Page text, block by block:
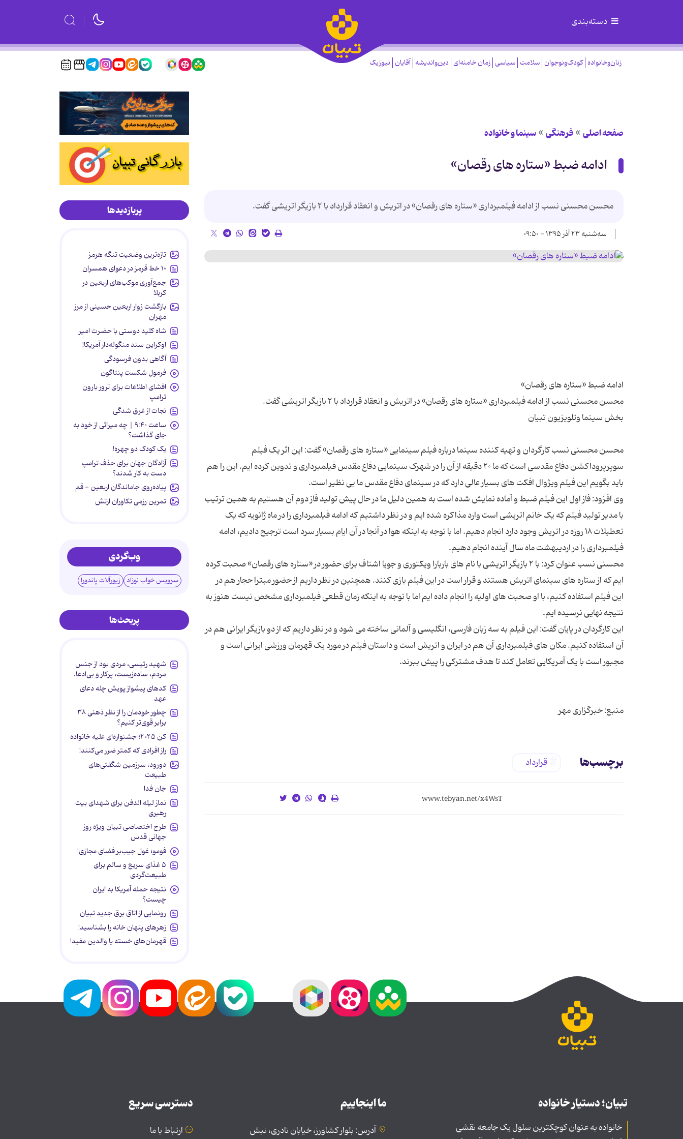
دسته‌بندی
زنان‌وخانواده کودک‌ونوجوان سلامت سیاسی زمان خامنه‌ای دین‌واندیشه آقایان نیوزیک
صفحه اصلی فرهنگی سینما و خانواده
ادامه ضبط «ستاره های رقصان»
محسن محسنی نسب از ادامه فیلمبرداری «ستاره های رقصان» در اتریش و انعقاد قرارداد با ۲ بازیگر اتریشی گفت.
سه‌شنبه ۲۳ آذر ۱۳۹۵ - ۰۹:۵۰
محسن محسنی نسب کارگردان و تهیه کننده سینما درباره فیلم سینمایی «ستاره های رقصان» گفت: این اثر یک فیلم
سوپرپروداکشن دفاع مقدسی است که ما ۲۰ دقیقه از آن را در شهرک سینمایی دفاع مقدس فیلمبرداری و تدوین کرده ایم. این را هم
وی افزود: فاز اول این فیلم ضبط و آماده نمایش شده است به همین دلیل ما در حال پیش تولید فاز دوم آن هستیم به همین ترتیب
با مدیر تولید فیلم که یک خانم اتریشی است وارد مذاکره شده ایم و در نظر داشتیم که ادامه فیلمبرداری را در ماه ژانویه که یک
تعطیلات ۱۸ روزه در اتریش وجود دارد انجام دهیم. اما با توجه به اینکه هوا در آنجا در آن ایام بسیار سرد است ترجیح دادیم، ادامه
محسنی نسب عنوان کرد: با ۲ بازیگر اتریشی با نام های باربارا ویکتوری و جویا اشتاف برای حضور در «ستاره های رقصان» صحبت کرده
ایم که از ستاره های سینمای اتریش هستند و قرار است در این فیلم بازی کنند. همچنین در نظر داریم از حضور میترا حجار هم در
این فیلم استفاده کنیم، با او صحبت های اولیه را انجام داده ایم اما با توجه به اینکه زمان قطعی فیلمبرداری مشخص نیست هنوز به
این کارگردان در پایان گفت: این فیلم به سه زبان فارسی، انگلیسی و آلمانی ساخته می شود و در نظر داریم که از دو بازیگر ایرانی هم در
آن استفاده کنیم. مکان های فیلمبرداری آن هم در ایران و اتریش است و داستان فیلم در مورد یک قهرمان ورزشی ایرانی است و
منبع: خبرگزاری مهر
برچسب‌ها قرارداد
پربازدیدها
تازه‌ترین وضعیت تنگه هرمز
۱۰ خط قرمز در دعوای همسران
جمع‌آوری موکب‌های اربعین در
کربلا
بازگشت زوار اربعین حسینی از مرز
مهران
شاه کلید دوستی با حضرت امیر
اوکراین سند منگوله‌دار آمریکا!
آگاهی بدون فرسودگی
فرمول شکست پنتاگون
افشای اطلاعات برای ترور بارون
ترامپ
نجات از غرق شدگی
ساعت ۹:۴۰ | چه میراثی از خود به
جای گذاشت؟
یک کودک دو چهره!
آزادگان جهان برای حذف ترامپ
دست به کار شدند؟
پیاده‌روی جاماندگان اربعین - قم
تمرین رزمی تکاوران ارتش
وب‌گردی
سرویس خواب نوزاد زیورآلات پاندورا
پربحث‌ها
شهید رئیسی، مردی بود از جنس
مردم، ساده‌زیست، پرکار و بی‌ادعا.
کدهای پیشواز پویش چله دعای
عهد
چطور خودمان را از نظر ذهنی ۳۸
برابر قوی‌تر کنیم؟
کن ۲۰۲۵؛ جشنواره‌ای علیه خانواده
راز افرادی که کمتر ضرر می‌کنند!
دورود، سرزمین شگفتی‌های
طبیعت
جان فدا
نماز لیله الدفن برای شهدای بیت
رهبری
طرح اختصاصی تبیان ویژه روز
جهانی قدس
فومو؛ غول جیب‌بر فضای مجازی!
۵ غذای سریع و سالم برای
طبیعت‌گردی
نتیجه حمله آمریکا به ایران
چیست؟
رونمایی از اتاق برق جدید تبیان
زهرهای پنهان خانه را بشناسید!
قهرمان‌های خسته یا والدین مفید!
تبیان؛ دستیار خانواده
خانواده به عنوان کوچکترین سلول یک جامعه نقشی
ما اینجاییم
آدرس: بلوار کشاورز، خیابان نادری، نبش
دسترسی سریع
ارتباط با ما